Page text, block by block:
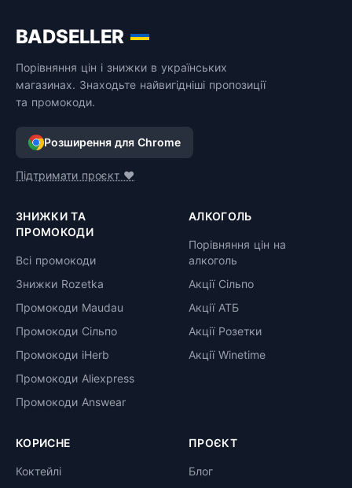
BADSELLER
Порівняння цін і знижки в українських
магазинах. Знаходьте найвигідніші пропозиції
та промокоди.
Розширення для Chrome
Підтримати проєкт ❤️
ЗНИЖКИ ТА
ПРОМОКОДИ
Всі промокоди
Знижки Rozetka
Промокоди Maudau
Промокоди Сільпо
Промокоди iHerb
Промокоди Aliexpress
Промокоди Answear
АЛКОГОЛЬ
Порівняння цін на
алкоголь
Акції Сільпо
Акції АТБ
Акції Розетки
Акції Winetime
КОРИСНЕ
Коктейлі
ПРОЄКТ
Блог